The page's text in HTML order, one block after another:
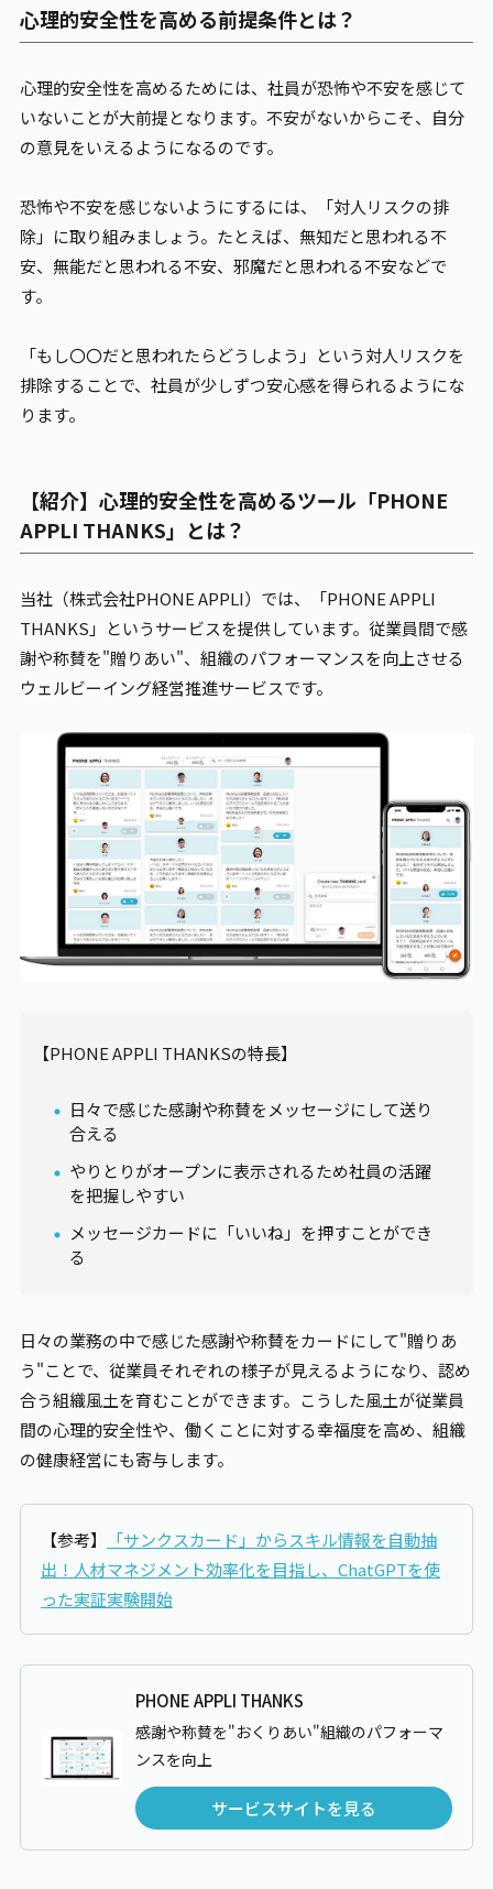
心理的安全性を高める前提条件とは？
心理的安全性を高めるためには、社員が恐怖や不安を感じて
いないことが大前提となります。不安がないからこそ、自分
の意見をいえるようになるのです。
恐怖や不安を感じないようにするには、「対人リスクの排
除」に取り組みましょう。たとえば、無知だと思われる不
安、無能だと思われる不安、邪魔だと思われる不安などで
す。
「もし〇〇だと思われたらどうしよう」という対人リスクを
排除することで、社員が少しずつ安心感を得られるようにな
ります。
【紹介】心理的安全性を高めるツール「PHONE
APPLI THANKS」とは？
当社（株式会社PHONEAPPLI）では、「PHONEAPPLI
THANKS 」というサービスを提供しています。従業員間で感
謝や称賛を"贈りあい"、組織のパフォーマンスを向上させる
ウェルビーイング経営推進サービスです。
【PHONEAPPLI THANKSの特長】
日々で感じた感謝や称賛をメッセージにして送り
合える
やりとりがオープンに表示されるため社員の活躍
を把握しやすい
メッセージカードに「いいね」を押すことができ
る
日々の業務の中で感じた感謝や称賛をカードにして"贈りあ
う"ことで、従業員それぞれの様子が見えるようになり、認め
合う組織風土を育むことができます。こうした風土が従業員
間の心理的安全性や、働くことに対する幸福度を高め、組織
の健康経営にも寄与します。
【参考】
「サンクスカード」からスキル情報を自動抽
出！人材マネジメント効率化を目指し、ChatGPTを使
った実証実験開始
PHONE APPLI THANKS
感謝や称賛を"おくりあい"組織のパフォーマ
ンスを向上
サービスサイトを見る